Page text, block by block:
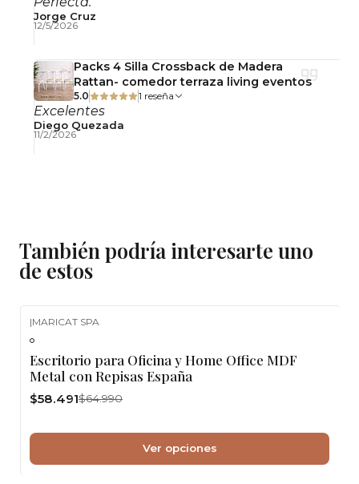
Jorge Cruz
12/5/2026
Packs 4 Silla Crossback de Madera
Rattan- comedor terraza living eventos
5.0 1 reseña
Excelentes
Diego Quezada
11/2/2026
También podría interesarte uno
de estos
|MARICAT SPA
Escritorio para Oficina y Home Office MDF
Metal con Repisas España
$58.491$64.990
Ver opciones